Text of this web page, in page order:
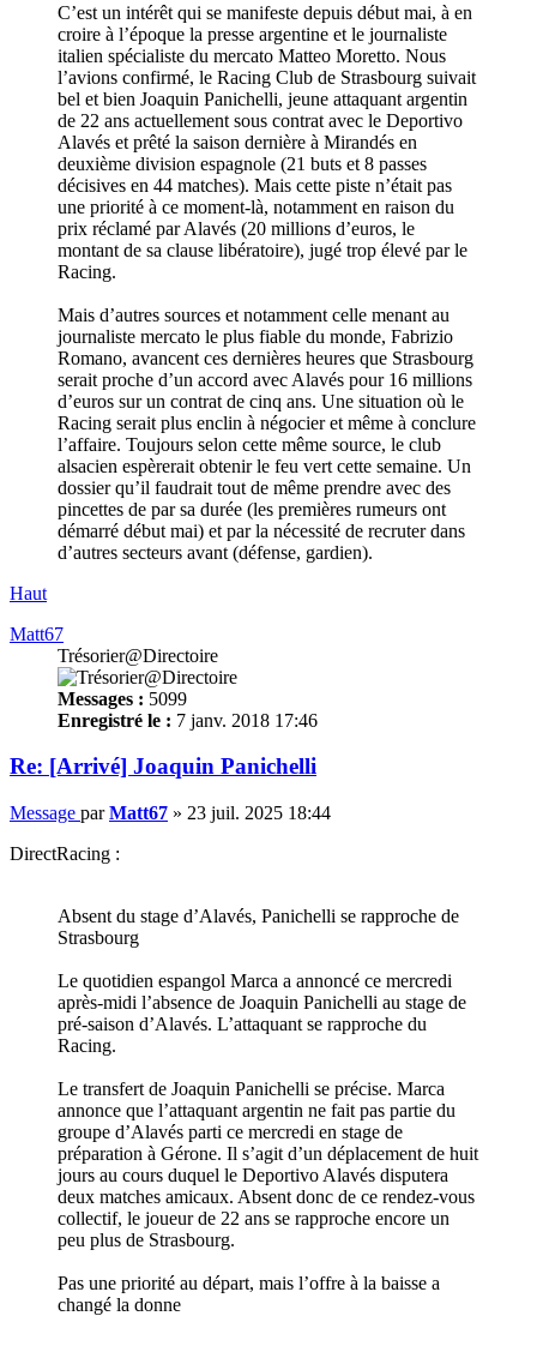
C’est un intérêt qui se manifeste depuis début mai, à en
croire à l’époque la presse argentine et le journaliste
italien spécialiste du mercato Matteo Moretto. Nous
l’avions confirmé, le Racing Club de Strasbourg suivait
bel et bien Joaquin Panichelli, jeune attaquant argentin
de 22 ans actuellement sous contrat avec le Deportivo
Alavés et prêté la saison dernière à Mirandés en
deuxième division espagnole (21 buts et 8 passes
décisives en 44 matches). Mais cette piste n’était pas
une priorité à ce moment-là, notamment en raison du
prix réclamé par Alavés (20 millions d’euros, le
montant de sa clause libératoire), jugé trop élevé par le
Racing.
Mais d’autres sources et notamment celle menant au
journaliste mercato le plus fiable du monde, Fabrizio
Romano, avancent ces dernières heures que Strasbourg
serait proche d’un accord avec Alavés pour 16 millions
d’euros sur un contrat de cinq ans. Une situation où le
Racing serait plus enclin à négocier et même à conclure
l’affaire. Toujours selon cette même source, le club
alsacien espèrerait obtenir le feu vert cette semaine. Un
dossier qu’il faudrait tout de même prendre avec des
pincettes de par sa durée (les premières rumeurs ont
démarré début mai) et par la nécessité de recruter dans
d’autres secteurs avant (défense, gardien).
Haut
Matt67
Trésorier@Directoire
Messages : 5099
Enregistré le : 7 janv. 2018 17:46
Re: [Arrivé] Joaquin Panichelli
Message parMatt67 » 23 juil. 2025 18:44
DirectRacing :
Absent du stage d’Alavés, Panichelli se rapproche de
Strasbourg
Le quotidien espangol Marca a annoncé ce mercredi
après-midi l’absence de Joaquin Panichelli au stage de
pré-saison d’Alavés. L’attaquant se rapproche du
Racing.
Le transfert de Joaquin Panichelli se précise. Marca
annonce que l’attaquant argentin ne fait pas partie du
groupe d’Alavés parti ce mercredi en stage de
préparation à Gérone. Il s’agit d’un déplacement de huit
jours au cours duquel le Deportivo Alavés disputera
deux matches amicaux. Absent donc de ce rendez-vous
collectif, le joueur de 22 ans se rapproche encore un
peu plus de Strasbourg.
Pas une priorité au départ, mais l’offre à la baisse a
changé la donne